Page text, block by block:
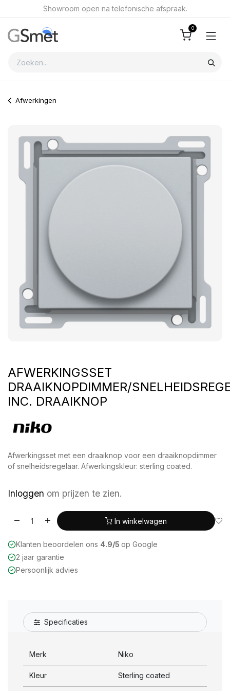
Overslaan naar inhoudShowroom open na telefonische afspraak.
0
Afwerkingen
AFWERKINGSSET
DRAAIKNOPDIMMER/
INC. DRAAIKNOP
Afwerkingsset met een draaiknop voor een draaiknopdimmer
of snelheidsregelaar. Afwerkingskleur: sterling coated.
Inloggen om prijzen te zien.
In winkelwagen
Klanten beoordelen ons 4.9/5 op Google
2 jaar garantie
Persoonlijk advies
Specificaties
Merk Niko
Kleur Sterling coated